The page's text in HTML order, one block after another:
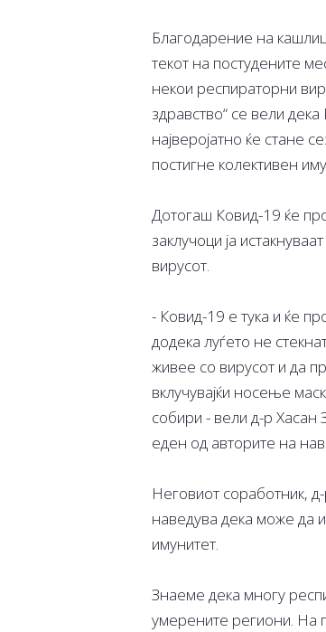
Благодарение на
текот на постудените
некои респираторни
здравство“ се вели
најверојатно ќе стане
постигне колективен
Дотогаш Ковид-19 ќе
заклучоци ја
вирусот.
- Ковид-19 е тука и ќе
додека луѓето не
живее со вирусот и да
вклучувајќи носење
собири - вели д-р Хасан
еден од авторите на
Неговиот соработник,
наведува дека може да
имунитет.
Знаеме дека многу
умерените региони. На